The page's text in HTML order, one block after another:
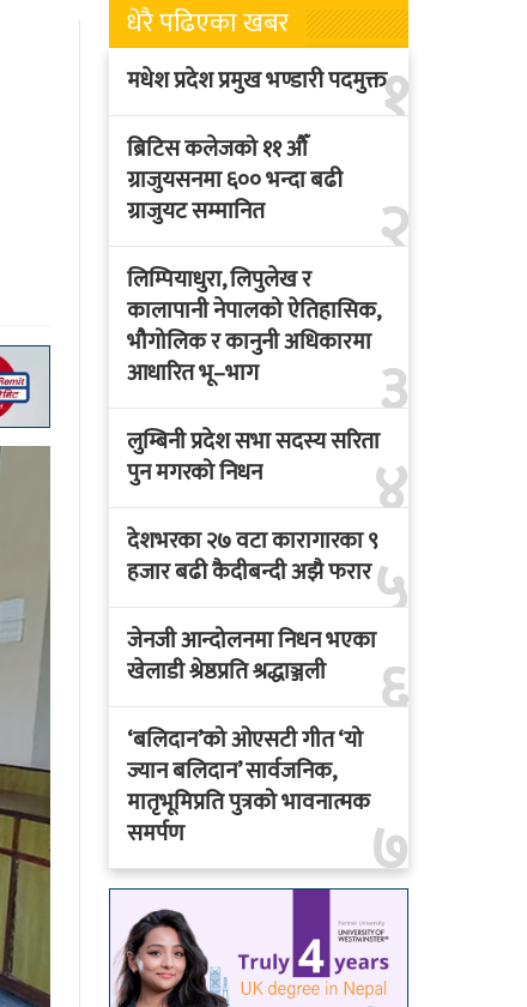
धेरै पढिएका खबर
१
मधेश प्रदेश प्रमुख भण्डारी पदमुक्त
२
ब्रिटिस कलेजको ११ औँ
ग्राजुयसनमा ६०० भन्दा बढी
ग्राजुयट सम्मानित
३
लिम्पियाधुरा, लिपुलेख र
कालापानी नेपालको ऐतिहासिक,
भौगोलिक र कानुनी अधिकारमा
आधारित भू–भाग
४
लुम्बिनी प्रदेश सभा सदस्य सरिता
पुन मगरको निधन
५
देशभरका २७ वटा कारागारका ९
हजार बढी कैदीबन्दी अझै फरार
६
जेनजी आन्दोलनमा निधन भएका
खेलाडी श्रेष्ठप्रति श्रद्धाञ्जली
७
‘बलिदान’को ओएसटी गीत ‘यो
ज्यान बलिदान’ सार्वजनिक,
मातृभूमिप्रति पुत्रको भावनात्मक
समर्पण